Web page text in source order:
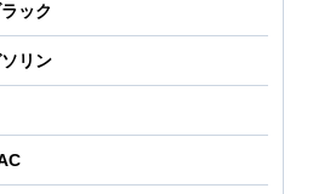
ック
リン